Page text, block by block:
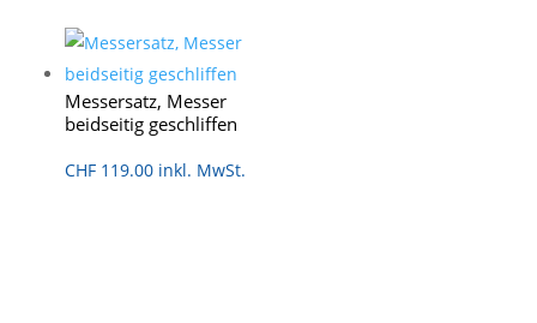
Messersatz, Messer
beidseitig geschliffen
CHF 119.00 inkl. MwSt.